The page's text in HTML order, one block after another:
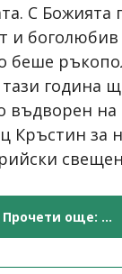
С
и боголюбив
беше
година
въдворен на
Кръстин за
Прочети още: ...